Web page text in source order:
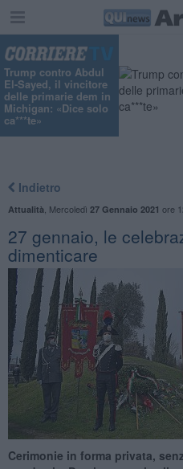
Trump contro Abdul
El-Sayed, il vincitore
delle primarie dem in
Michigan: «Dice solo
ca***te»
Indietro
Attualità Mercoledì 27 Gennaio 2021 ore
27 gennaio, le
dimenticare
Cerimonie in forma privata,